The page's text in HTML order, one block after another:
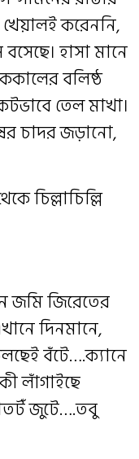
করেননি,
হাসা মানে
বলিষ্ঠ
তেল মাখা।
চাদর জড়ানো,
চিল্লাচিল্লি
জমি জিরেতের
দিনমানে,
বঁটে….ক‍্যানে
লাঁগাইছে
জুটে….তবু